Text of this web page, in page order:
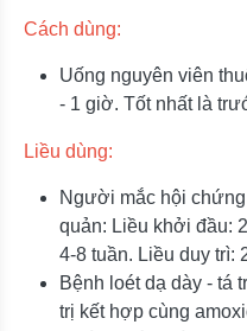
Cách dùng:
Uống nguyên viên
- 1 giờ. Tốt nhất là
Liều dùng:
Người mắc hội
quản: Liều khởi đầu:
4-8 tuần. Liều duy trì:
Bệnh loét dạ dày - tá
trị kết hợp cùng